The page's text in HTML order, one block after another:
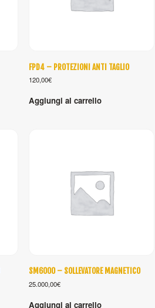
FPD4 – PROTEZIONI ANTI TAGLIO
120,00€
Aggiungi al carrello
SM6000 – SOLLEVATORE MAGNETICO
25.000,00€
Aggiungi al carrello